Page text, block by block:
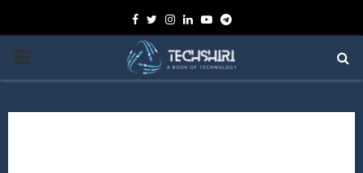
Facebook
TwitterInstagram
Linkedin
YoutubeTelegram
PRIMARY